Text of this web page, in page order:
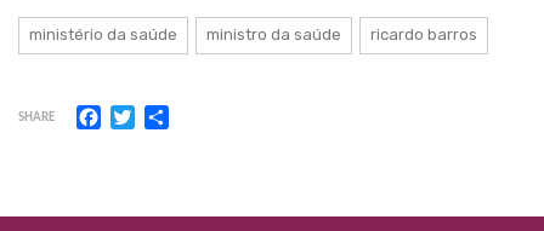
ministério da saúde ministro da saúde ricardo barros
SHARE Facebook
Twitter